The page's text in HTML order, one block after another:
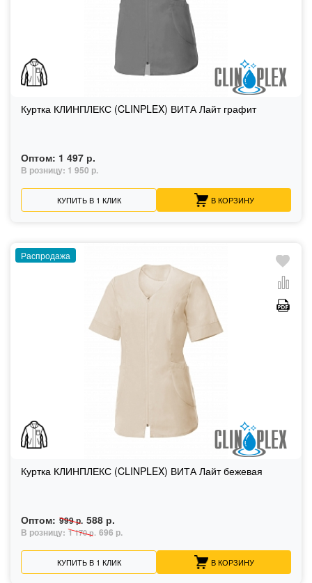
Куртка КЛИНПЛЕКС (CLINPLEX) ВИТА Лайт графит
Оптом: 1 497 р.
В розницу: 1 950 р.
КУПИТЬ В 1 КЛИК В КОРЗИНУ
Распродажа
Куртка КЛИНПЛЕКС (CLINPLEX) ВИТА Лайт бежевая
Оптом: 999 р. 588 р.
В розницу: 1 170 р. 696 р.
КУПИТЬ В 1 КЛИК В КОРЗИНУ